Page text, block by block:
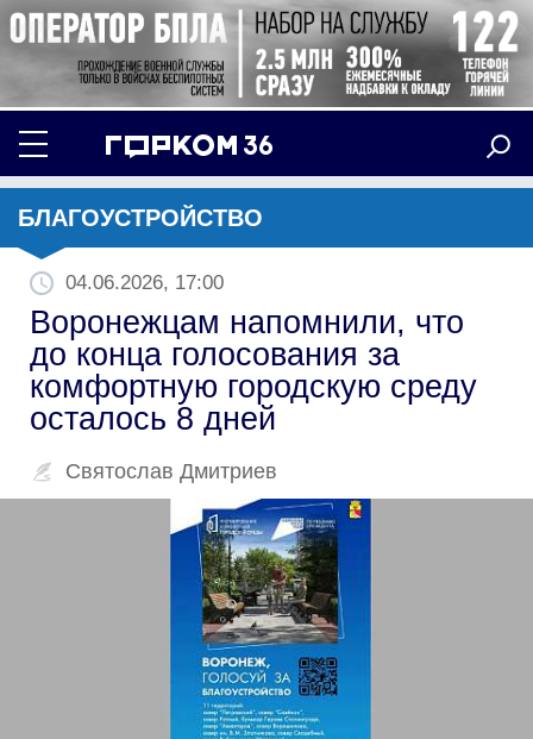
БЛАГОУСТРОЙСТВО
04.06.2026, 17:00
Воронежцам напомнили, что
до конца голосования за
комфортную городскую среду
осталось 8 дней
Святослав Дмитриев